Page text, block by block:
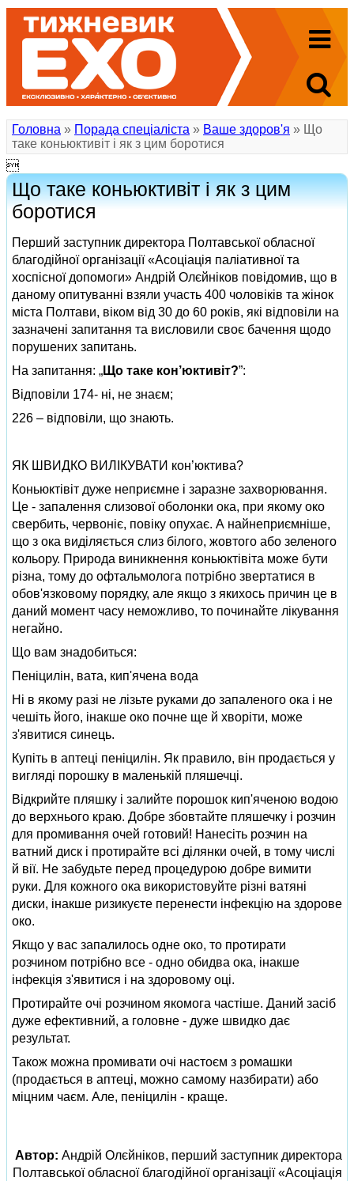
Головна » Порада спеціаліста » Ваше здоров'я » Що
таке коньюктивіт і як з цим боротися

Що таке коньюктивіт і як з цим
боротися
Перший заступник директора Полтавської обласної
благодійної організації «Асоціація паліативної та
хоспісної допомоги» Андрій Олєйніков повідомив, що в
даному опитуванні взяли участь 400 чоловіків та жінок
міста Полтави, віком від 30 до 60 років, які відповіли на
зазначені запитання та висловили своє бачення щодо
порушених запитань.
На запитання: „Що таке кон’юктивіт?”:
Відповіли 174- ні, не знаєм;
226 – відповіли, що знають.
ЯК ШВИДКО ВИЛІКУВАТИ кон’юктива?
Коньюктівіт дуже неприємне і заразне захворювання.
Це - запалення слизової оболонки ока, при якому око
свербить, червоніє, повіку опухає. А найнеприємніше,
що з ока виділяється слиз білого, жовтого або зеленого
кольору. Природа виникнення коньюктівіта може бути
різна, тому до офтальмолога потрібно звертатися в
обов'язковому порядку, але якщо з якихось причин це в
даний момент часу неможливо, то починайте лікування
негайно.
Що вам знадобиться:
Пеніцилін, вата, кип'ячена вода
Ні в якому разі не лізьте руками до запаленого ока і не
чешіть його, інакше око почне ще й хворіти, може
з'явитися синець.
Купіть в аптеці пеніцилін. Як правило, він продається у
вигляді порошку в маленькій пляшечці.
Відкрийте пляшку і залийте порошок кип'яченою водою
до верхнього краю. Добре збовтайте пляшечку і розчин
для промивання очей готовий! Нанесіть розчин на
ватний диск і протирайте всі ділянки очей, в тому числі
й вії. Не забудьте перед процедурою добре вимити
руки. Для кожного ока використовуйте різні ватяні
диски, інакше ризикуєте перенести інфекцію на здорове
око.
Якщо у вас запалилось одне око, то протирати
розчином потрібно все - одно обидва ока, інакше
інфекція з'явитися і на здоровому оці.
Протирайте очі розчином якомога частіше. Даний засіб
дуже ефективний, а головне - дуже швидко дає
результат.
Також можна промивати очі настоєм з ромашки
(продається в аптеці, можно самому назбирати) або
міцним чаєм. Але, пеніцилін - краще.
Автор: Андрій Олєйніков, перший заступник директора
Полтавської обласної благодійної організації «Асоціація